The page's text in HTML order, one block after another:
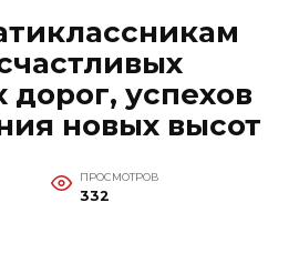
успехов
новых высот
ПРОСМОТРОВ
332